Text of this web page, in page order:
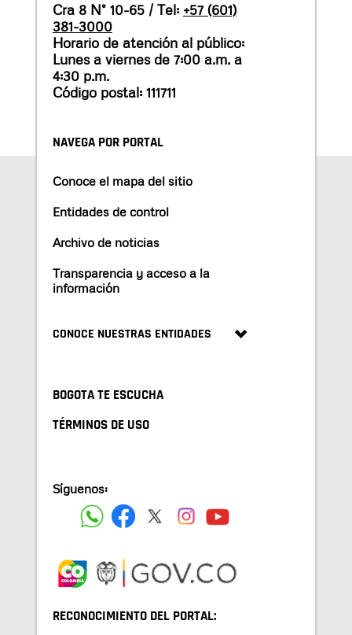
Cra 8 N° 10-65 / Tel: +57 (601)
381-3000
Horario de atención al público:
Lunes a viernes de 7:00 a.m. a
4:30 p.m.
Código postal: 111711
NAVEGA POR PORTAL
Conoce el mapa del sitio
Entidades de control
Archivo de noticias
Transparencia y acceso a la
información
CONOCE NUESTRAS ENTIDADES
BOGOTA TE ESCUCHA
TÉRMINOS DE USO
Síguenos:
RECONOCIMIENTO DEL PORTAL: